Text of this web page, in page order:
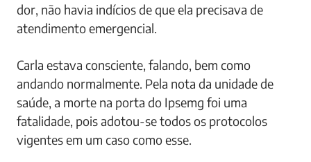
dor, não havia indícios de que ela precisava de
atendimento emergencial.
Carla estava consciente, falando, bem como
andando normalmente. Pela nota da unidade de
saúde, a morte na porta do Ipsemg foi uma
fatalidade, pois adotou-se todos os protocolos
vigentes em um caso como esse.